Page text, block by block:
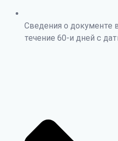
Сведения о
течение 60-и дней с